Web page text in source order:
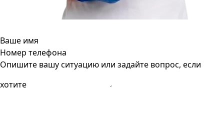
Ваше имя
Номер телефона
Опишите вашу ситуацию или задайте вопрос, если
хотите